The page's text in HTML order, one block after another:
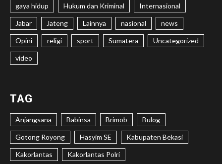
gaya hidup Hukum dan Kriminal Internasional
Jabar Jateng Lainnya nasional news
Opini religi sport Sumatera Uncategorized
video
TAG
Anjangsana Babinsa Brimob Bulog
Gotong Royong Hasyim SE Kabupaten Bekasi
Kakorlantas Kakorlantas Polri